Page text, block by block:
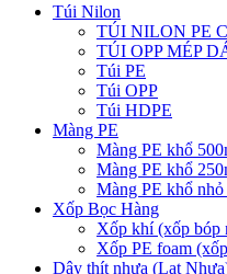
Túi Nilon
TÚI NILON PE
TÚI OPP MÉP
Túi PE
Túi OPP
Túi HDPE
Màng PE
Màng PE khổ
Màng PE khổ
Màng PE khổ nhỏ
Xốp Bọc Hàng
Xốp khí (xốp bóp
Xốp PE foam
Dây thít nhựa (Lạt